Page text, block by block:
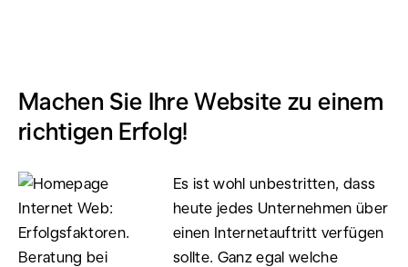
Machen Sie Ihre Website zu einem
richtigen Erfolg!
Es ist wohl unbestritten, dass
heute jedes Unternehmen über
einen Internetauftritt verfügen
sollte. Ganz egal welche